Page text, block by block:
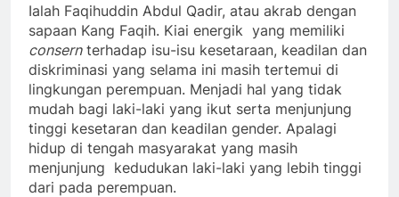
Ialah Faqihuddin Abdul Qadir, atau akrab dengan
sapaan Kang Faqih. Kiai energik yang memiliki
consernterhadap isu-isu kesetaraan, keadilan dan
diskriminasi yang selama ini masih tertemui di
lingkungan perempuan. Menjadi hal yang tidak
mudah bagi laki-laki yang ikut serta menjunjung
tinggi kesetaran dan keadilan gender. Apalagi
hidup di tengah masyarakat yang masih
menjunjung kedudukan laki-laki yang lebih tinggi
dari pada perempuan.